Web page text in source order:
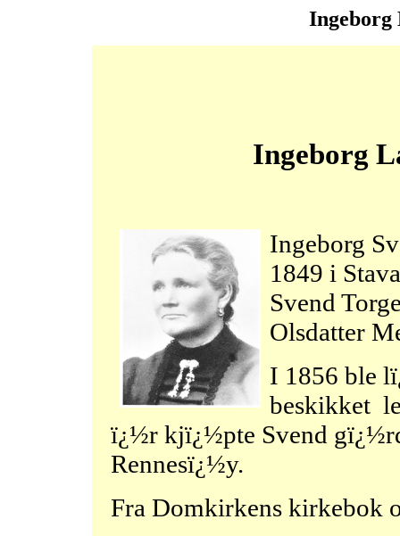
Ingeborg
Ingeborg
Ingeborg
1849 i
Svend
Olsdatter
I 1856 ble
beskikket
ï¿½r kjï¿½pte Svend
Rennesï¿½y.
Fra Domkirkens kirkebok